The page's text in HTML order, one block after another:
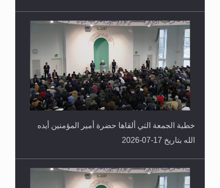
خطبة الجمعة التي ألقاها حضرة أمير المؤمنين أيده
الله بتاريخ 17-07-2026